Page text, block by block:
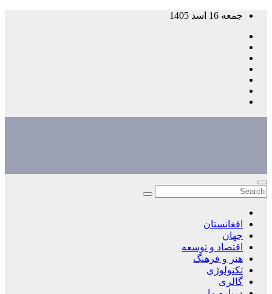
Skip
content
جمعه 16 اسد 1405
افغانستان
جهان
اقتصاد و توسعه
هنر و فرهنگ
تکنولوژی
گالری